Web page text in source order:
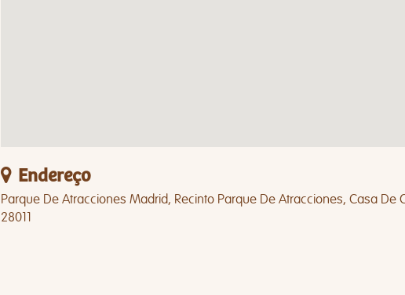
Endereço
Parque De Atracciones Madrid, Recinto Parque De Atracciones, Casa De
28011